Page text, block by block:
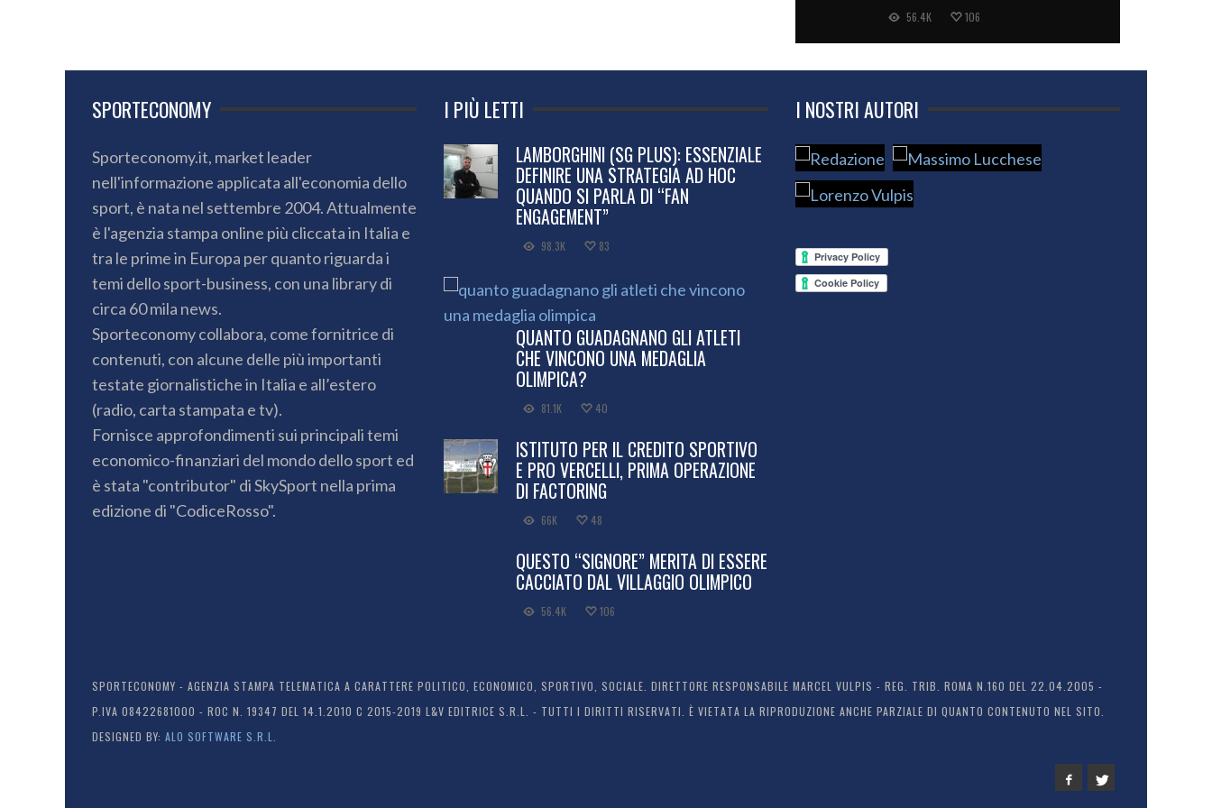
56.4K 106
SPORTECONOMY
Sporteconomy.it, market leader
nell'informazione applicata all'economia dello
sport, è nata nel settembre 2004. Attualmente
è l'agenzia stampa online più cliccata in Italia e
tra le prime in Europa per quanto riguarda i
temi dello sport-business, con una library di
circa 60 mila news.
Sporteconomy collabora, come fornitrice di
contenuti, con alcune delle più importanti
testate giornalistiche in Italia e all’estero
(radio, carta stampata e tv).
Fornisce approfondimenti sui principali temi
economico-finanziari del mondo dello sport ed
è stata "contributor" di SkySport nella prima
edizione di "CodiceRosso".
I PIÙ LETTI
LAMBORGHINI (SG PLUS): ESSENZIALE
DEFINIRE UNA STRATEGIA AD HOC
QUANDO SI PARLA DI “FAN
ENGAGEMENT”
98.3K 83
QUANTO GUADAGNANO GLI ATLETI
CHE VINCONO UNA MEDAGLIA
OLIMPICA?
81.1K 40
ISTITUTO PER IL CREDITO SPORTIVO
E PRO VERCELLI, PRIMA OPERAZIONE
DI FACTORING
66K 48
QUESTO “SIGNORE” MERITA DI ESSERE
CACCIATO DAL VILLAGGIO OLIMPICO
56.4K 106
I NOSTRI AUTORI
SPORTECONOMY - AGENZIA STAMPA TELEMATICA A CARATTERE POLITICO, ECONOMICO, SPORTIVO, SOCIALE. DIRETTORE RESPONSABILE MARCEL VULPIS - REG. TRIB. ROMA N.160 DEL 22.04.2005 -
P.IVA 08422681000 - ROC N. 19347 DEL 14.1.2010 C 2015-2019 L&V EDITRICE S.R.L. - TUTTI I DIRITTI RISERVATI. È VIETATA LA RIPRODUZIONE ANCHE PARZIALE DI QUANTO CONTENUTO NEL SITO.
DESIGNED BY: ALO SOFTWARE S.R.L.